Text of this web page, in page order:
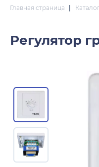
Главная страница
Регулятор